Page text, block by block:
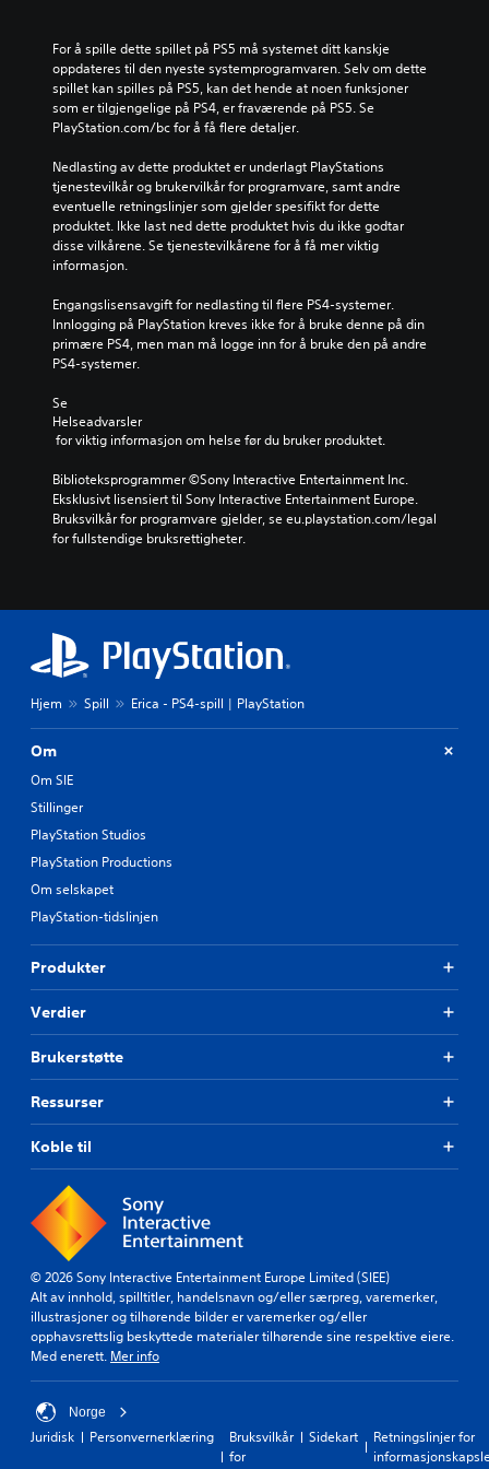
For å spille dette spillet på PS5 må systemet ditt kanskje
oppdateres til den nyeste systemprogramvaren. Selv om dette
spillet kan spilles på PS5, kan det hende at noen funksjoner
som er tilgjengelige på PS4, er fraværende på PS5. Se
PlayStation.com/bc for å få flere detaljer.
Nedlasting av dette produktet er underlagt PlayStations
tjenestevilkår og brukervilkår for programvare, samt andre
eventuelle retningslinjer som gjelder spesifikt for dette
produktet. Ikke last ned dette produktet hvis du ikke godtar
disse vilkårene. Se tjenestevilkårene for å få mer viktig
informasjon.
Engangslisensavgift for nedlasting til flere PS4-systemer.
Innlogging på PlayStation kreves ikke for å bruke denne på din
primære PS4, men man må logge inn for å bruke den på andre
PS4-systemer.
Se
Helseadvarsler
for viktig informasjon om helse før du bruker produktet.
Biblioteksprogrammer ©Sony Interactive Entertainment Inc.
Eksklusivt lisensiert til Sony Interactive Entertainment Europe.
Bruksvilkår for programvare gjelder, se eu.playstation.com/legal
for fullstendige bruksrettigheter.
Hjem Spill Erica - PS4-spill | PlayStation
Om
Om SIE
Stillinger
PlayStation Studios
PlayStation Productions
Om selskapet
PlayStation-tidslinjen
Produkter
Verdier
Brukerstøtte
Ressurser
Koble til
© 2026 Sony Interactive Entertainment Europe Limited (SIEE)
Alt av innhold, spilltitler, handelsnavn og/eller særpreg, varemerker,
illustrasjoner og tilhørende bilder er varemerker og/eller
opphavsrettslig beskyttede materialer tilhørende sine respektive eiere.
Med enerett. Mer info
Norge
Juridisk Personvernerklæring
Bruksvilkår
for
Sidekart
Retningslinjer for